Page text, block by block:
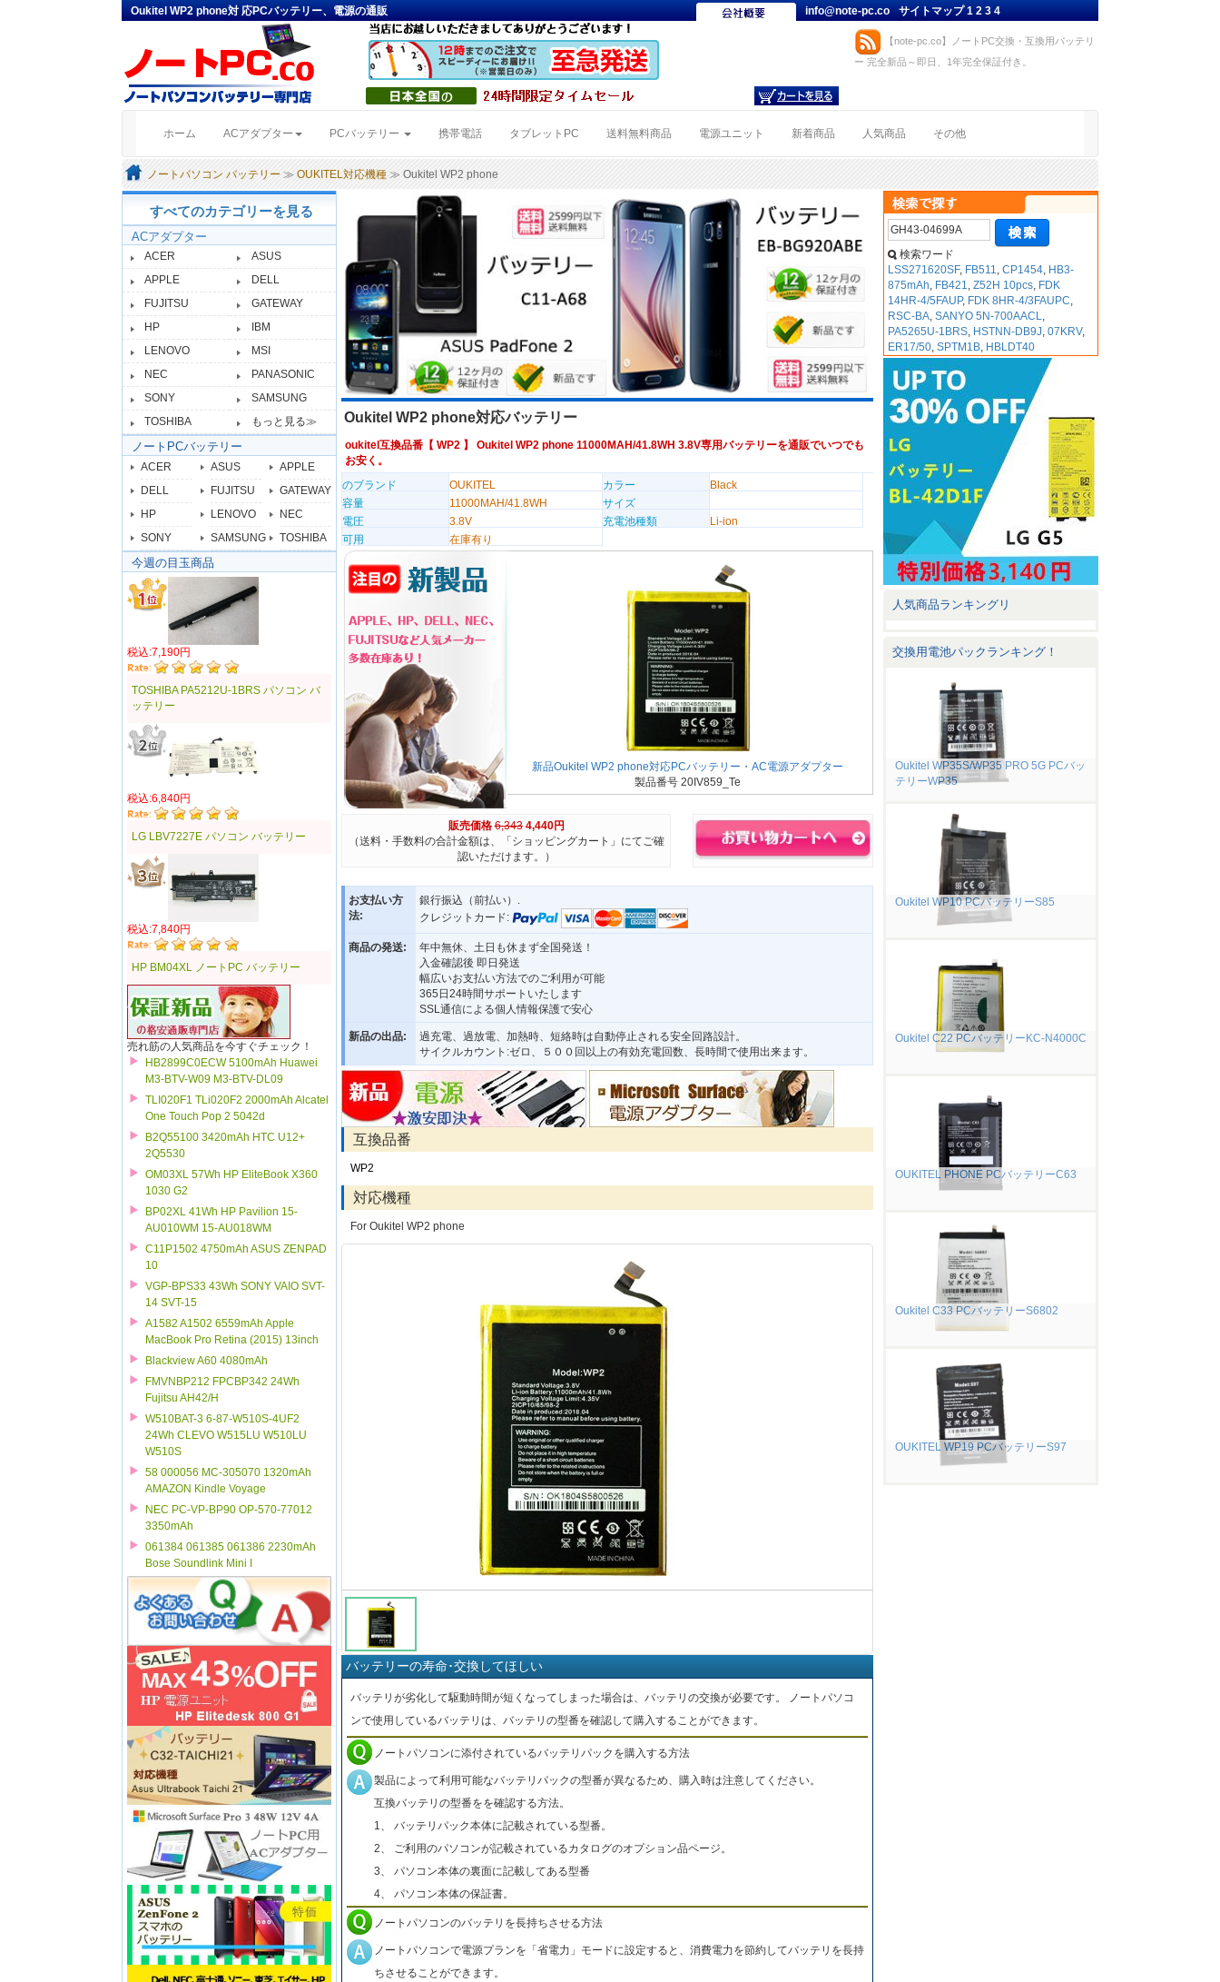
Oukitel WP2 phone対 応PCバッテリー、電源の通販 info@note-pc.co サイトマップ1234
【note-pc.co】ノートPC交換・互換用バッテリ
ー 完全新品～即日、1年完全保証付き。
ホーム (current)ACアダプター PCバッテリー 携帯電話 タブレットPC 送料無料商品 電源ユニット 新着商品 人気商品 その他
ノートパソコン バッテリー ≫OUKITEL対応機種 ≫ Oukitel WP2 phone
すべてのカテゴリーを見る
ACアダプター
ACER
ASUS
APPLE
DELL
FUJITSU
GATEWAY
HP
IBM
LENOVO
MSI
NEC
PANASONIC
SONY
SAMSUNG
TOSHIBA
もっと見る≫
ノートPCバッテリー
ACER ASUS
APPLE
DELL
FUJITSU
GATEWAY
HP
LENOVO
NEC
SONY
SAMSUNG TOSHIBA
今週の目玉商品
税込:7,190円
TOSHIBA PA5212U-1BRS パソコン バ
ッテリー
税込:6,840円
LG LBV7227E パソコン バッテリー
税込:7,840円
HP BM04XL ノートPC バッテリー
売れ筋の人気商品を今すぐチェック！
HB2899C0ECW 5100mAh Huawei
M3-BTV-W09 M3-BTV-DL09
TLI020F1 TLi020F2 2000mAh Alcatel
One Touch Pop 2 5042d
B2Q55100 3420mAh HTC U12+
2Q5530
OM03XL 57Wh HP EliteBook X360
1030 G2
BP02XL 41Wh HP Pavilion 15-
AU010WM 15-AU018WM
C11P1502 4750mAh ASUS ZENPAD
10
VGP-BPS33 43Wh SONY VAIO SVT-
14 SVT-15
A1582 A1502 6559mAh Apple
MacBook Pro Retina (2015) 13inch
Blackview A60 4080mAh
FMVNBP212 FPCBP342 24Wh
Fujitsu AH42/H
W510BAT-3 6-87-W510S-4UF2
24Wh CLEVO W515LU W510LU
W510S
58 000056 MC-305070 1320mAh
AMAZON Kindle Voyage
NEC PC-VP-BP90 OP-570-77012
3350mAh
061384 061385 061386 2230mAh
Bose Soundlink Mini I
Oukitel WP2 phone対応バッテリー
oukitel互換品番【 WP2】 Oukitel WP2 phone 11000MAH/41.8WH 3.8V専用バッテリーを通販でいつでも
お安く。
のブランド
OUKITEL カラー
Black
容量
11000MAH/41.8WH
サイズ
電圧
3.8V 充電池種類
Li-ion
可用
在庫有り
新品Oukitel WP2 phone対応PCバッテリー・AC電源アダプター
製品番号 20IV859_Te
販売価格 6,343 4,440円
（送料・手数料の合計金額は、「ショッピングカート」にてご確
認いただけます。）
お支払い方
法:
銀行振込（前払い）.
クレジットカード:
商品の発送:
年中無休、土日も休まず全国発送！
入金確認後 即日発送
幅広いお支払い方法でのご利用が可能
365日24時間サポートいたします
SSL通信による個人情報保護で安心
新品の出品:
過充電、過放電、加熱時、短絡時は自動停止される安全回路設計。
サイクルカウント:ゼロ、５００回以上の有効充電回数、長時間で使用出来ます。
互換品番
WP2
対応機種
For Oukitel WP2 phone
バッテリーの寿命･交換してほしい
バッテリが劣化して駆動時間が短くなってしまった場合は、バッテリの交換が必要です。 ノートパソコ
ンで使用しているバッテリは、バッテリの型番を確認して購入することができます。
ノートパソコンに添付されているバッテリパックを購入する方法
製品によって利用可能なバッテリパックの型番が異なるため、購入時は注意してください。
互換バッテリの型番をを確認する方法。
1、 バッテリパック本体に記載されている型番。
2、 ご利用のパソコンが記載されているカタログのオプション品ページ。
3、 パソコン本体の裏面に記載してある型番
4、 パソコン本体の保証書。
ノートパソコンのバッテリを長持ちさせる方法
ノートパソコンで電源プランを「省電力」モードに設定すると、消費電力を節約してバッテリを長持
ちさせることができます。
検索ワード
LSS271620SF, FB511,CP1454, HB3-
875mAh, FB421,Z52H 10pcs, FDK
14HR-4/5FAUP, FDK 8HR-4/3FAUPC,
RSC-BA,SANYO 5N-700AACL,
PA5265U-1BRS, HSTNN-DB9J,07KRV,
ER17/50,SPTM1B, HBLDT40
人気商品ランキングリ
交換用電池パックランキング！
Oukitel WP35S/WP35 PRO 5G PCバッ
テリーWP35
Oukitel WP10 PCバッテリーS85
Oukitel C22 PCバッテリーKC-N4000C
OUKITEL PHONE PCバッテリーC63
Oukitel C33 PCバッテリーS6802
OUKITEL WP19 PCバッテリーS97